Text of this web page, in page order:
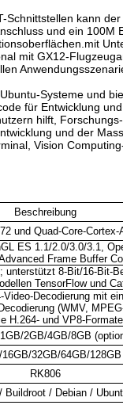
kann
und ein 100M
mit GX12-
Systeme und
für Entwicklung
hilft,
und der
Vision
Beschreibung
und Quad-Core-
ES 1.1/2.0/3.0/3.1,
Frame Buffer
unterstützt 8-Bit/16-Bit-
TensorFlow und
Decodierung mit
(WMV,
H.264- und VP8-
2GB/4GB/8GB
32GB/64GB/
RK806
Buildroot / Debian /